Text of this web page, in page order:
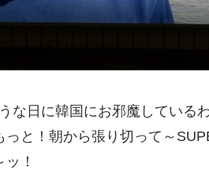
な日に韓国にお邪魔している
と！朝から張り切って～
！